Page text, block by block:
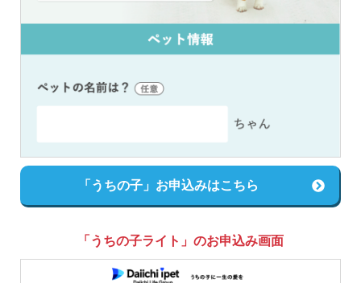
「うちの子」お申込みはこちら
「うちの子ライト」のお申込み画面